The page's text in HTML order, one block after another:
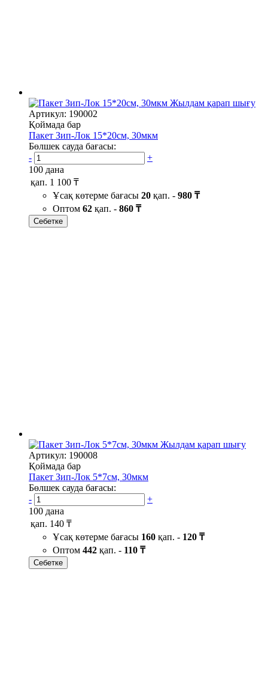
Жылдам қарап шығу
Артикул: 190002
Қоймада бар
Пакет Зип-Лок 15*20см, 30мкм
Бөлшек сауда бағасы:
-
+
100 дана
қап. 1 100 ₸
Ұсақ көтерме бағасы 20 қап. - 980 ₸
Оптом 62 қап. - 860 ₸
Себетке
Жылдам қарап шығу
Артикул: 190008
Қоймада бар
Пакет Зип-Лок 5*7см, 30мкм
Бөлшек сауда бағасы:
-
+
100 дана
қап. 140 ₸
Ұсақ көтерме бағасы 160 қап. - 120 ₸
Оптом 442 қап. - 110 ₸
Себетке